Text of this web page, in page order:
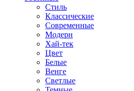
Стиль
Классические
Современные
Модерн
Хай-тек
Цвет
Белые
Венге
Светлые